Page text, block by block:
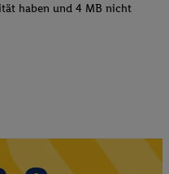
haben und 4 MB nicht